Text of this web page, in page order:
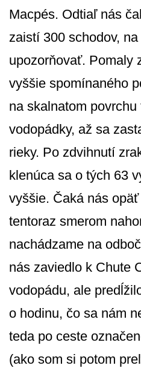
Macpés. Odtiaľ nás
zaistí 300 schodov,
upozorňovať. Pomaly
vyššie spomínaného
na skalnatom povrchu
vodopádky, až sa
rieky. Po zdvihnutí
klenúca sa o tých 63
vyššie. Čaká nás
tentoraz smerom
nachádzame na
nás zaviedlo k Chute
vodopádu, ale
o hodinu, čo sa nám
teda po ceste
(ako som si potom